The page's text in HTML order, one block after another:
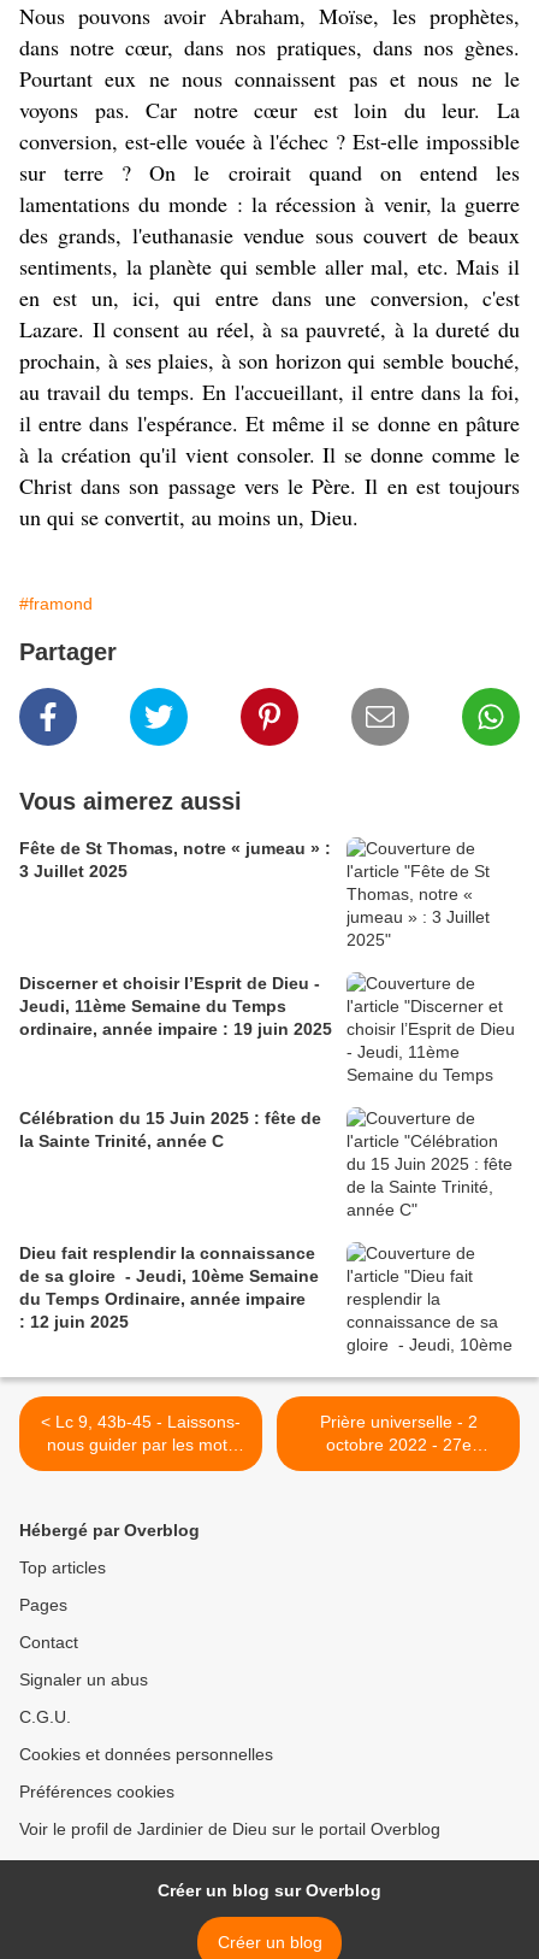
Nous pouvons avoir Abraham, Moïse, les prophètes,
dans notre cœur, dans nos pratiques, dans nos gènes.
Pourtant eux ne nous connaissent pas et nous ne le
voyons pas. Car notre cœur est loin du leur. La
conversion, est-elle vouée à l'échec ? Est-elle impossible
sur terre ? On le croirait quand on entend les
lamentations du monde : la récession à venir, la guerre
des grands, l'euthanasie vendue sous couvert de beaux
sentiments, la planète qui semble aller mal, etc. Mais il
en est un, ici, qui entre dans une conversion, c'est
Lazare. Il consent au réel, à sa pauvreté, à la dureté du
prochain, à ses plaies, à son horizon qui semble bouché,
au travail du temps. En l'accueillant, il entre dans la foi,
il entre dans l'espérance. Et même il se donne en pâture
à la création qu'il vient consoler. Il se donne comme le
Christ dans son passage vers le Père. Il en est toujours
un qui se convertit, au moins un, Dieu.
#framond
Partager
Vous aimerez aussi
Fête de St Thomas, notre « jumeau » :
3 Juillet 2025
Discerner et choisir l’Esprit de Dieu -
Jeudi, 11ème Semaine du Temps
ordinaire, année impaire : 19 juin 2025
Célébration du 15 Juin 2025 : fête de
la Sainte Trinité, année C
Dieu fait resplendir la connaissance
de sa gloire - Jeudi, 10ème Semaine
du Temps Ordinaire, année impaire
: 12 juin 2025
< Lc 9, 43b-45 - Laissons-
nous guider par les mots
qui reviennent pour suivre
Prière universelle - 2
octobre 2022 - 27e
dimanche du temps
Hébergé par Overblog
Top articles
Pages
Contact
Signaler un abus
C.G.U.
Cookies et données personnelles
Préférences cookies
Voir le profil de Jardinier de Dieu sur le portail Overblog
Créer un blog sur Overblog
Créer un blog